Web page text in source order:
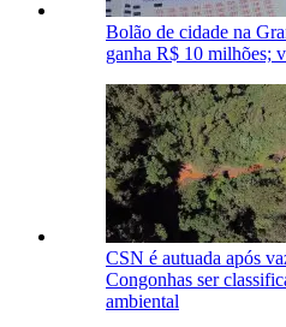
Bolão de cidade na
ganha R$ 10 milhões;
CSN é autuada após
Congonhas ser
ambiental